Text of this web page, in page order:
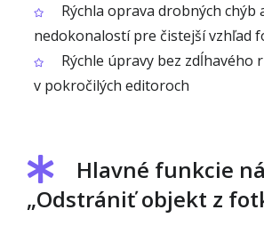
Rýchla oprava drobných chýb
nedokonalostí pre čistejší vzhľad
Rýchle úpravy bez zdĺhavého
v pokročilých editoroch
Hlavné funkcie
„Odstrániť objekt z